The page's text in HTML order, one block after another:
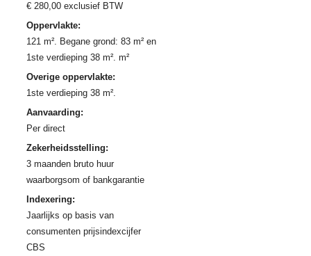
€ 280,00 exclusief BTW
Oppervlakte:
121 m². Begane grond: 83 m² en
1ste verdieping 38 m². m²
Overige oppervlakte:
1ste verdieping 38 m².
Aanvaarding:
Per direct
Zekerheidsstelling:
3 maanden bruto huur
waarborgsom of bankgarantie
Indexering:
Jaarlijks op basis van
consumenten prijsindexcijfer
CBS